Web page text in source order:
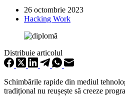
26 octombrie 2023
Hacking Work
Distribuie articolul
Schimbările rapide din mediul
tradițional nu reușește să creeze